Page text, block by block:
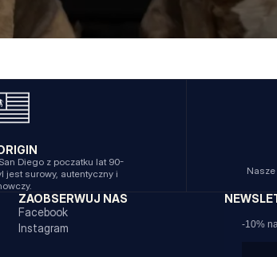
Diego z poczatku lat 90-
jest surowy, autentyczny i
ZAOBSERWUJ NAS
Facebook
Instagram
-10%